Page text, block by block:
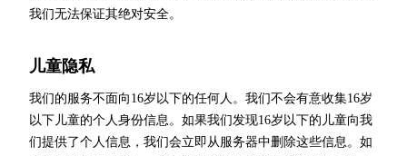
我们无法保证其绝对安全。
儿童隐私
我们的服务不面向16岁以下的任何人。我们不会有意收集16岁
以下儿童的个人身份信息。如果我们发现16岁以下的儿童向我
们提供了个人信息，我们会立即从服务器中删除这些信息。如